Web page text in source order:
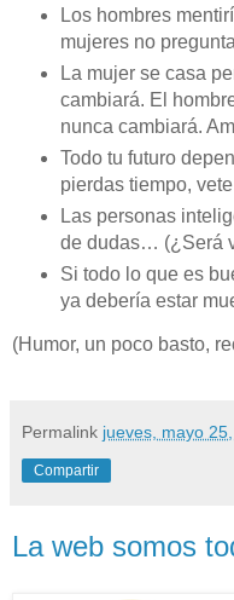
Los hombres
mujeres no
La mujer se casa
cambiará. El
nunca cambiará.
Todo tu futuro
pierdas tiempo,
Las personas
de dudas… (¿Será
Si todo lo que es
ya debería estar
(Humor, un poco basto,
Permalink jueves, mayo
Compartir
La web somos